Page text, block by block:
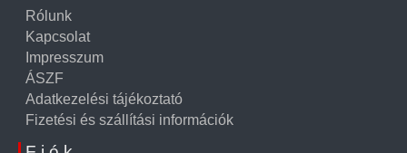
Rólunk
Kapcsolat
Impresszum
ÁSZF
Adatkezelési tájékoztató
Fizetési és szállítási információk